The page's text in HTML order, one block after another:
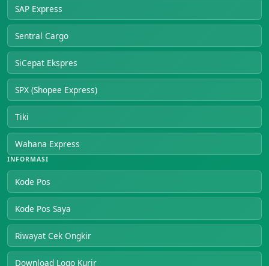
SAP Express
Sentral Cargo
SiCepat Ekspres
SPX (Shopee Express)
Tiki
Wahana Express
INFORMASI
Kode Pos
Kode Pos Saya
Riwayat Cek Ongkir
Download Logo Kurir